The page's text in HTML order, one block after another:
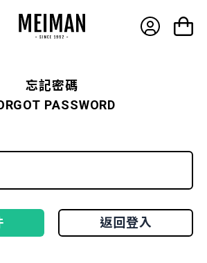
產品介紹
常見問題
聯絡我們
忘記密碼
PASSWORD
返回登入